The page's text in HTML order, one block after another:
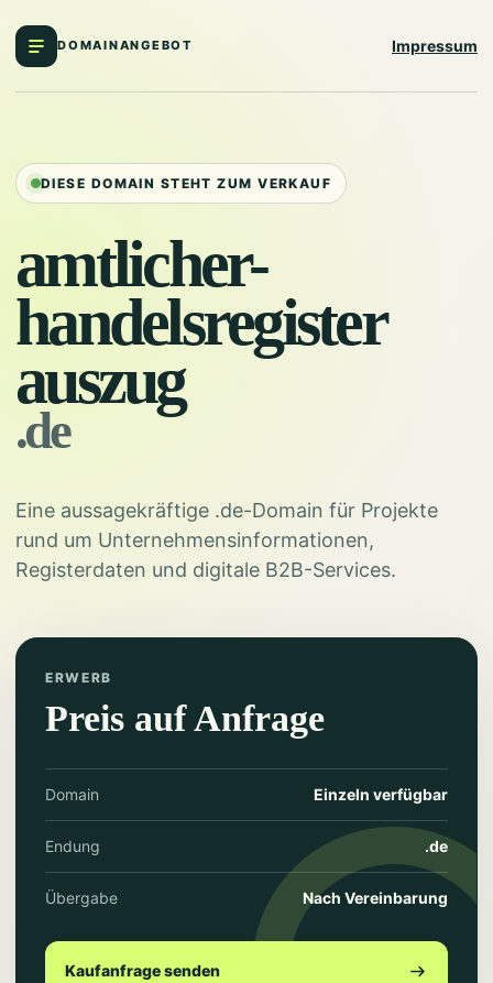
DOMAINANGEBOT Impressum
DIESE DOMAIN STEHT ZUM VERKAUF
amtlicher-
handelsregister
auszug
.de
Eine aussagekräftige .de-Domain für Projekte
rund um Unternehmensinformationen,
Registerdaten und digitale B2B-Services.
ERWERB
Preis auf Anfrage
Domain Einzeln verfügbar
Endung .de
Übergabe Nach Vereinbarung
Kaufanfrage senden